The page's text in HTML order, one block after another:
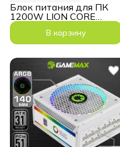
Блок питания для ПК
1200W LION CORE
1200P Series PLATINUM
В корзину